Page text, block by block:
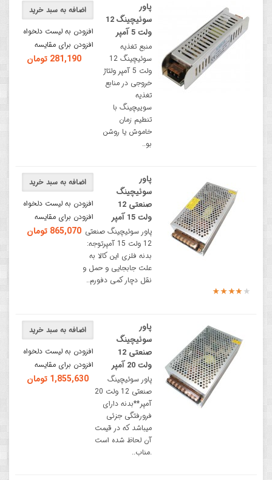
اضافه به سبد خرید
افزودن به لیست دلخواه
افزودن برای مقایسه
281,190 تومان
پاور
سوئیچینگ 12
ولت 5 آمپر
منبع تغذیه
سوئیچینگ 12
ولت 5 آمپر ولتاژ
خروجی در منابع
تغذیه
سوییچینگ با
تنطیم زمان
خاموش یا روشن
بو..
اضافه به سبد خرید
افزودن به لیست دلخواه
افزودن برای مقایسه
865,070 تومان
پاور
سوئیچینگ
صنعتی 12
ولت 15 آمپر
پاور سوئیچینگ صنعتی
12 ولت 15 آمپرتوجه:
بدنه فلزی این کالا به
علت جابجایی و حمل و
نقل دچار کمی دفورم..
اضافه به سبد خرید
افزودن به لیست دلخواه
افزودن برای مقایسه
1,855,630 تومان
پاور
سوئیچینگ
صنعتی 12
ولت 20 آمپر
پاور سوئیچینگ
صنعتی 12 ولت 20
آمپر**بدنه دارای
فرورفتگی جزئی
میباشد که در قیمت
آن لحاظ شده است
.مناب..